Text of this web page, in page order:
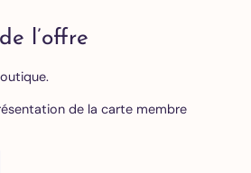
l’offre
de la carte membre